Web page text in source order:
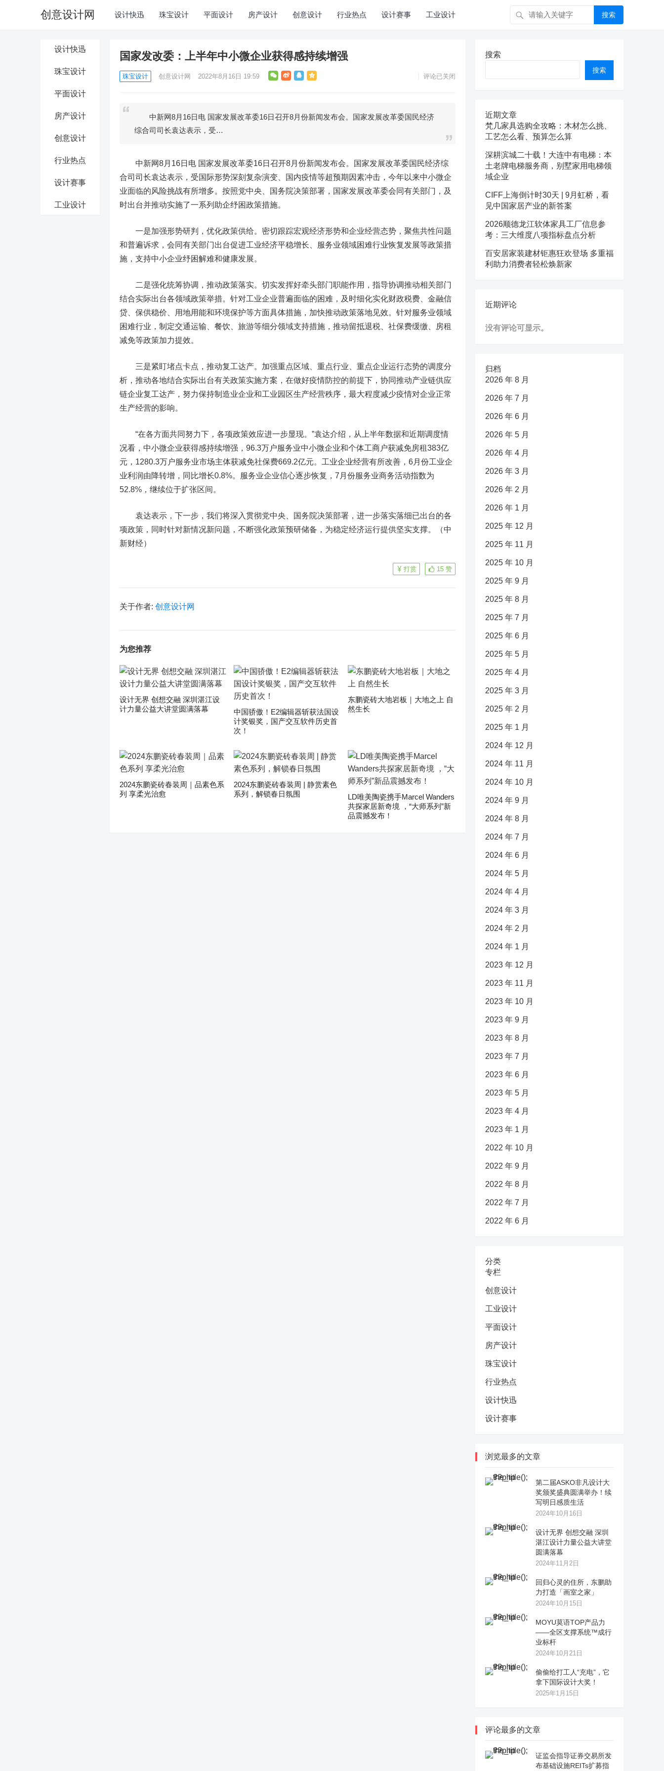
创意设计网 设计快迅 珠宝设计 平面设计 房产设计 创意设计 行业热点 设计赛事 工业设计 搜索
设计快迅
珠宝设计
平面设计
房产设计
创意设计
行业热点
设计赛事
工业设计
国家发改委：上半年中小微企业获得感持续增强
珠宝设计 创意设计网 2022年8月16日 19:59 评论已关闭
中新网8月16日电 国家发展改革委16日召开8月份新闻发布会。国家发展改革委国民经济
综合司司长袁达表示，受…
中新网8月16日电 国家发展改革委16日召开8月份新闻发布会。国家发展改革委国民经济综
合司司长袁达表示，受国际形势深刻复杂演变、国内疫情等超预期因素冲击，今年以来中小微企
业面临的风险挑战有所增多。按照党中央、国务院决策部署，国家发展改革委会同有关部门，及
时出台并推动实施了一系列助企纾困政策措施。
一是加强形势研判，优化政策供给。密切跟踪宏观经济形势和企业经营态势，聚焦共性问题
和普遍诉求，会同有关部门出台促进工业经济平稳增长、服务业领域困难行业恢复发展等政策措
施，支持中小企业纾困解难和健康发展。
二是强化统筹协调，推动政策落实。切实发挥好牵头部门职能作用，指导协调推动相关部门
结合实际出台各领域政策举措。针对工业企业普遍面临的困难，及时细化实化财政税费、金融信
贷、保供稳价、用地用能和环境保护等方面具体措施，加快推动政策落地见效。针对服务业领域
困难行业，制定交通运输、餐饮、旅游等细分领域支持措施，推动留抵退税、社保费缓缴、房租
减免等政策加力提效。
三是紧盯堵点卡点，推动复工达产。加强重点区域、重点行业、重点企业运行态势的调度分
析，推动各地结合实际出台有关政策实施方案，在做好疫情防控的前提下，协同推动产业链供应
链企业复工达产，努力保持制造业企业和工业园区生产经营秩序，最大程度减少疫情对企业正常
生产经营的影响。
“在各方面共同努力下，各项政策效应进一步显现。”袁达介绍，从上半年数据和近期调度情
况看，中小微企业获得感持续增强， 96.3万户服务业中小微企业和个体工商户获减免房租383亿
元，1280.3万户服务业市场主体获减免社保费669.2亿元。 工业企业经营有所改善，6月份工业企
业利润由降转增，同比增长0.8%。服务业企业信心逐步恢复，7月份服务业商务活动指数为
52.8%，继续位于扩张区间。
袁达表示，下一步，我们将深入贯彻党中央、国务院决策部署，进一步落实落细已出台的各
项政策，同时针对新情况新问题，不断强化政策预研储备，为稳定经济运行提供坚实支撑。（中
新财经）
15 赞
打赏
关于作者: 创意设计网
为您推荐
设计无界 创想交融 深圳湛江设
计力量公益大讲堂圆满落幕
中国骄傲！E2编辑器斩获法国设
计奖银奖，国产交互软件历史首
次！
东鹏瓷砖大地岩板｜大地之上 自
然生长
2024东鹏瓷砖春装周｜品素色系
列 享柔光治愈
2024东鹏瓷砖春装周 | 静赏素色
系列，解锁春日氛围
LD唯美陶瓷携手Marcel Wanders
共探家居新奇境 ，“大师系列”新
品震撼发布！
搜索
搜索
近期文章
梵几家具选购全攻略：木材怎么挑、
工艺怎么看、预算怎么算
深耕滨城二十载！大连中有电梯：本
土老牌电梯服务商，别墅家用电梯领
域企业
CIFF上海倒计时30天 | 9月虹桥，看
见中国家居产业的新答案
2026顺德龙江软体家具工厂信息参
考：三大维度八项指标盘点分析
百安居家装建材钜惠狂欢登场 多重福
利助力消费者轻松焕新家
近期评论
没有评论可显示。
归档
2026 年 8 月
2026 年 7 月
2026 年 6 月
2026 年 5 月
2026 年 4 月
2026 年 3 月
2026 年 2 月
2026 年 1 月
2025 年 12 月
2025 年 11 月
2025 年 10 月
2025 年 9 月
2025 年 8 月
2025 年 7 月
2025 年 6 月
2025 年 5 月
2025 年 4 月
2025 年 3 月
2025 年 2 月
2025 年 1 月
2024 年 12 月
2024 年 11 月
2024 年 10 月
2024 年 9 月
2024 年 8 月
2024 年 7 月
2024 年 6 月
2024 年 5 月
2024 年 4 月
2024 年 3 月
2024 年 2 月
2024 年 1 月
2023 年 12 月
2023 年 11 月
2023 年 10 月
2023 年 9 月
2023 年 8 月
2023 年 7 月
2023 年 6 月
2023 年 5 月
2023 年 4 月
2023 年 1 月
2022 年 10 月
2022 年 9 月
2022 年 8 月
2022 年 7 月
2022 年 6 月
分类
专栏
创意设计
工业设计
平面设计
房产设计
珠宝设计
行业热点
设计快迅
设计赛事
浏览最多的文章
第二届ASKO非凡设计大
奖颁奖盛典圆满举办！续
写明日感质生活
2024年10月16日
设计无界 创想交融 深圳
湛江设计力量公益大讲堂
圆满落幕
2024年11月2日
回归心灵的住所，东鹏助
力打造「画室之家」
2024年10月15日
MOYU莫语TOP产品力
——全区支撑系统™成行
业标杆
2024年10月21日
偷偷给打工人“充电”，它
拿下国际设计大奖！
2025年1月15日
评论最多的文章
证监会指导证券交易所发
布基础设施REITs扩募指